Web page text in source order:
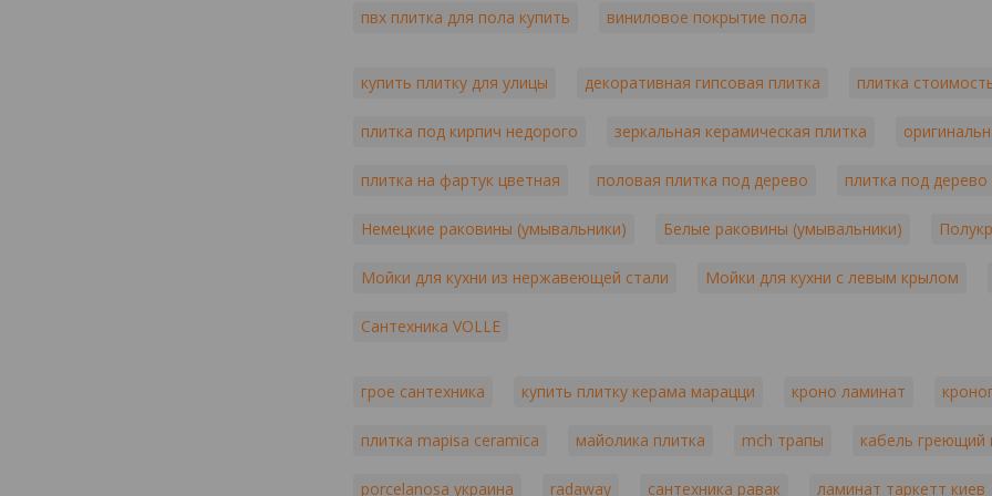
главных преимуществ бренда. Royal
чистых материалов и технологий
безопасной для использования в любых
сотрудничества, обеспечивая полное
комнаты и кухни. Это позволяет клиентам
Инновационные технологии
Экологическая ответственность
Профессиональное обслуживание
пвх плитка для пола купить виниловое покрытие пола
купить плитку для улицы декоративная гипсовая плитка плитка
плитка под кирпич недорого зеркальная керамическая плитка
плитка на фартук цветная половая плитка под дерево плитка под дерево
Немецкие раковины (умывальники) Белые раковины (умывальники)
Мойки для кухни из нержавеющей стали Мойки для кухни с левым крылом
Сантехника VOLLE
грое сантехника купить плитку керама марацци кроно ламинат
плитка mapisa ceramica майолика плитка mch трапы кабель греющий
porcelanosa украина radaway сантехника равак ламинат таркетт киев